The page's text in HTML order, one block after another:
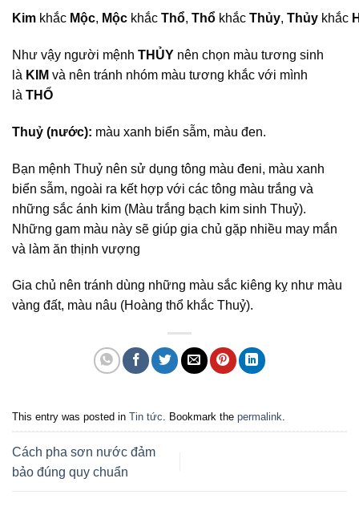
Kim khắc Mộc, Mộc khắc Thổ, Thổ khắc Thủy, Thủy khắc
Như vậy người mệnh THỦY nên chọn màu tương sinh
là KIM và nên tránh nhóm màu tương khắc với mình
là THỔ
Thuỷ (nước): màu xanh biển sẫm, màu đen.
Bạn mệnh Thuỷ nên sử dụng tông màu đeni, màu xanh
biển sẫm, ngoài ra kết hợp với các tông màu trắng và
những sắc ánh kim (Màu trắng bạch kim sinh Thuỷ).
Những gam màu này sẽ giúp gia chủ gặp nhiều may mắn
và làm ăn thịnh vượng
Gia chủ nên tránh dùng những màu sắc kiêng kỵ như màu
vàng đất, màu nâu (Hoàng thổ khắc Thuỷ).
This entry was posted in Tin tức . Bookmark the permalink
Cách pha sơn nước đảm
bảo đúng quy chuẩn